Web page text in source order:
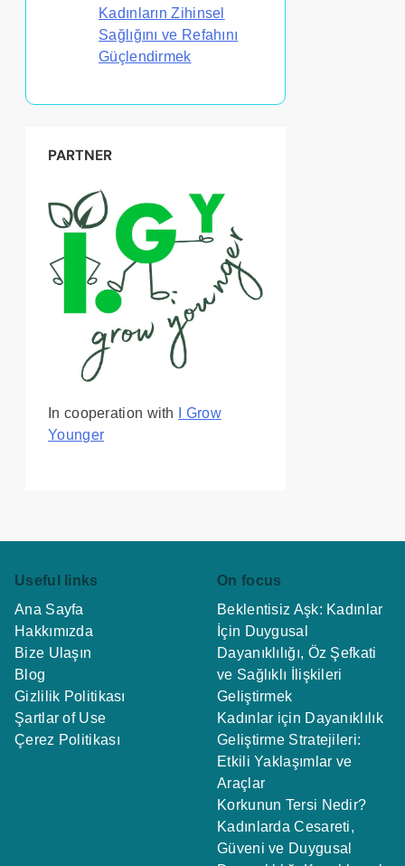
Kadınların Zihinsel
Sağlığını ve Refahını
Güçlendirmek
PARTNER
In cooperation with
I Grow
Younger
Useful links
Ana Sayfa
Hakkımızda
Bize Ulaşın
Blog
Gizlilik Politikası
Şartlar of Use
Çerez Politikası
On focus
Beklentisiz Aşk: Kadınlar
İçin Duygusal
Dayanıklılığı, Öz Şefkati
ve Sağlıklı İlişkileri
Geliştirmek
Kadınlar için Dayanıklılık
Geliştirme Stratejileri:
Etkili Yaklaşımlar ve
Araçlar
Korkunun Tersi Nedir?
Kadınlarda Cesareti,
Güveni ve Duygusal